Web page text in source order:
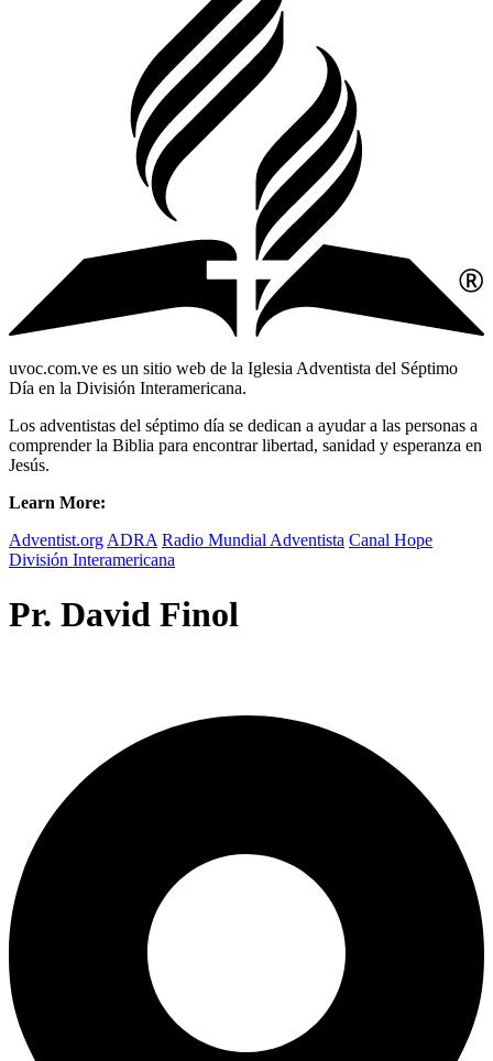
uvoc.com.ve es un sitio web de la Iglesia Adventista del Séptimo
Día en la División Interamericana.
Los adventistas del séptimo día se dedican a ayudar a las personas a
comprender la Biblia para encontrar libertad, sanidad y esperanza en
Jesús.
Learn More:
Adventist.org ADRA Radio Mundial Adventista Canal Hope
División Interamericana
Pr. David Finol